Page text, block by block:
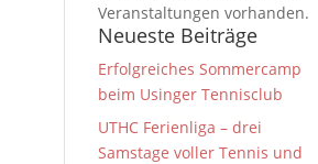
Veranstaltungen vorhanden.
Neueste Beiträge
Erfolgreiches Sommercamp
beim Usinger Tennisclub
UTHC Ferienliga – drei
Samstage voller Tennis und